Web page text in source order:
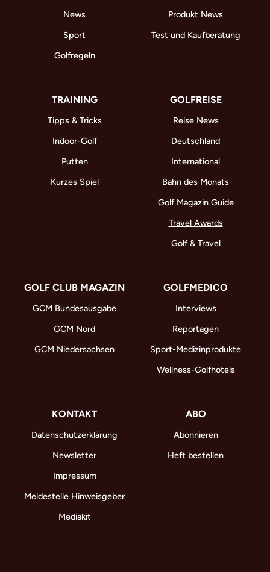
News
Sport
Golfregeln
Produkt News
Test und Kaufberatung
TRAINING
Tipps & Tricks
Indoor-Golf
Putten
Kurzes Spiel
GOLFREISE
Reise News
Deutschland
International
Bahn des Monats
Golf Magazin Guide
Travel Awards
Golf & Travel
GOLF CLUB MAGAZIN
GCM Bundesausgabe
GCM Nord
GCM Niedersachsen
GOLFMEDICO
Interviews
Reportagen
Sport-Medizinprodukte
Wellness-Golfhotels
KONTAKT
Datenschutzerklärung
Newsletter
Impressum
Meldestelle Hinweisgeber
Mediakit
ABO
Abonnieren
Heft bestellen